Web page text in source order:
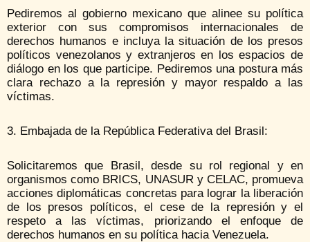
Pediremos al gobierno mexicano que alinee su política
exterior con sus compromisos internacionales de
derechos humanos e incluya la situación de los presos
políticos venezolanos y extranjeros en los espacios de
diálogo en los que participe. Pediremos una postura más
clara rechazo a la represión y mayor respaldo a las
víctimas.
3. Embajada de la República Federativa del Brasil:
Solicitaremos que Brasil, desde su rol regional y en
organismos como BRICS, UNASUR y CELAC, promueva
acciones diplomáticas concretas para lograr la liberación
de los presos políticos, el cese de la represión y el
respeto a las víctimas, priorizando el enfoque de
derechos humanos en su política hacia Venezuela.